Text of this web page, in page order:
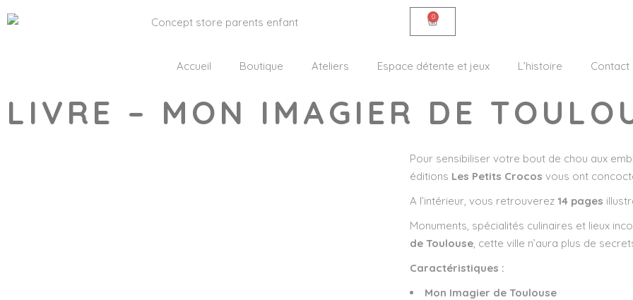
0
Accueil Boutique Ateliers Espace détente et jeux L’histoire Contact
LIVRE – MON IMAGIER DE
Pour sensibiliser votre bout de chou aux
éditions Les Petits Crocos vous ont
A l’intérieur, vous retrouverez 14 pages
Monuments, spécialités culinaires et lieux
de Toulouse, cette ville n’aura plus de
Caractéristiques :
Mon Imagier de Toulouse